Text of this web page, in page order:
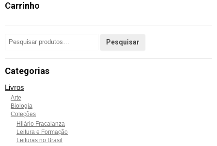
Carrinho
Categorias
Livros
Arte
Biologia
Coleções
Hilário Fracalanza
Leitura e Formação
Leituras no Brasil